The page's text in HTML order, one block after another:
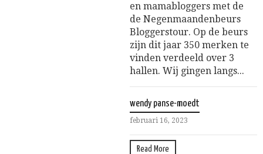
en mamabloggers met de
de Negenmaandenbeurs
Bloggerstour. Op de beurs
zijn dit jaar 350 merken te
vinden verdeeld over 3
hallen. Wij gingen langs...
wendy panse-moedt
februari 16, 2023
Read More